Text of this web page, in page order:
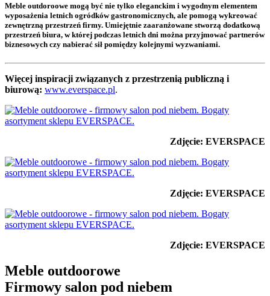
Meble outdoroowe mogą być nie tylko eleganckim i wygodnym elementem
wyposażenia letnich ogródków gastronomicznych, ale pomogą wykreować
zewnętrzną przestrzeń firmy. Umiejętnie zaaranżowane stworzą dodatkową
przestrzeń biura, w której podczas letnich dni można przyjmować partnerów
biznesowych czy nabierać sił pomiędzy kolejnymi wyzwaniami.
Więcej inspiracji związanych z przestrzenią publiczną i
biurową: www.everspace.pl.
Zdjęcie: EVERSPACE
Zdjęcie: EVERSPACE
Zdjęcie: EVERSPACE
Meble outdoorowe
Firmowy salon pod niebem